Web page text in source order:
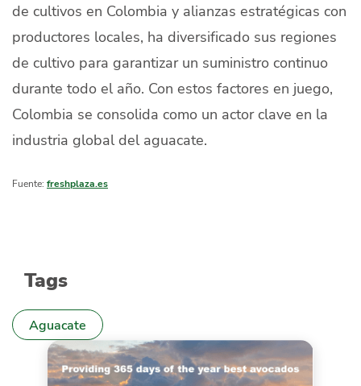
de cultivos en Colombia y alianzas estratégicas con
productores locales, ha diversificado sus regiones
de cultivo para garantizar un suministro continuo
durante todo el año. Con estos factores en juego,
Colombia se consolida como un actor clave en la
industria global del aguacate.
Fuente: freshplaza.es
Tags
Aguacate